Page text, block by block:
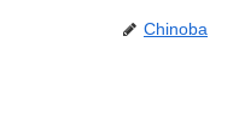
Chinoba